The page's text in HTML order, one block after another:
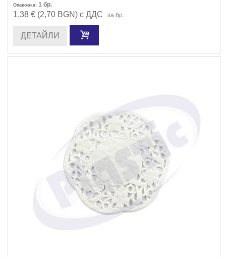
Опаковка: 1 бр.
1,38 € (2,70 BGN) с ДДС за бр.
ДЕТАЙЛИ